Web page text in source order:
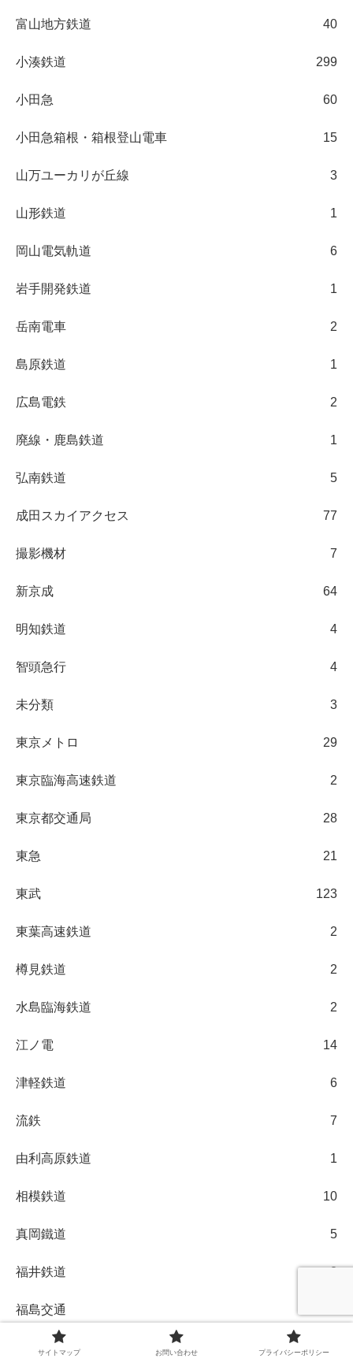
富山地方鉄道 40
小湊鉄道 299
小田急 60
小田急箱根・箱根登山電車 15
山万ユーカリが丘線 3
山形鉄道 1
岡山電気軌道 6
岩手開発鉄道 1
岳南電車 2
島原鉄道 1
広島電鉄 2
廃線・鹿島鉄道 1
弘南鉄道 5
成田スカイアクセス 77
撮影機材 7
新京成 64
明知鉄道 4
智頭急行 4
未分類 3
東京メトロ 29
東京臨海高速鉄道 2
東京都交通局 28
東急 21
東武 123
東葉高速鉄道 2
樽見鉄道 2
水島臨海鉄道 2
江ノ電 14
津軽鉄道 6
流鉄 7
由利高原鉄道 1
相模鉄道 10
真岡鐵道 5
福井鉄道 2
福島交通
福島臨海鉄道
サイトマップ お問い合わせ プライバシーポリシー